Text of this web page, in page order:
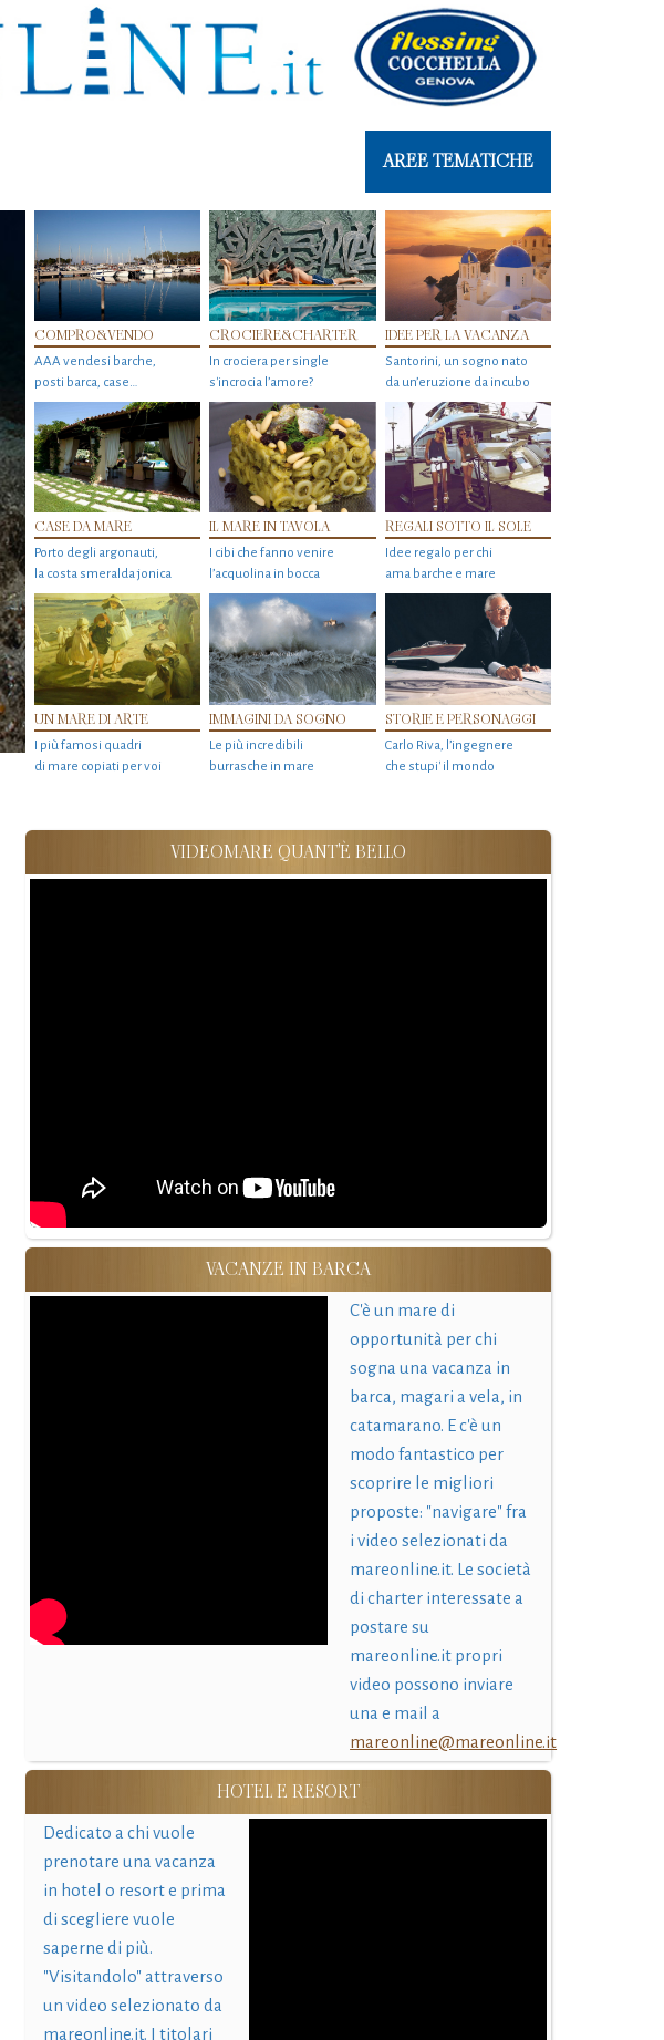
AREE TEMATICHE
COMPRO&VENDO
AAA vendesi barche,
posti barca, case…
CROCIERE&CHARTER
In crociera per single
s'incrocia l’amore?
IDEE PER LA VACANZA
Santorini, un sogno nato
da un’eruzione da incubo
CASE DA MARE
Porto degli argonauti,
la costa smeralda jonica
IL MARE IN TAVOLA
I cibi che fanno venire
l’acquolina in bocca
REGALI SOTTO IL SOLE
Idee regalo per chi
ama barche e mare
UN MARE DI ARTE
I più famosi quadri
di mare copiati per voi
IMMAGINI DA SOGNO
Le più incredibili
burrasche in mare
STORIE E PERSONAGGI
Carlo Riva, l’ingegnere
che stupi' il mondo
VIDEOMARE QUANT'È BELLO
VACANZE IN BARCA
C'è un mare di
opportunità per chi
sogna una vacanza in
barca, magari a vela, in
catamarano. E c'è un
modo fantastico per
scoprire le migliori
proposte: "navigare" fra
i video selezionati da
mareonline.it. Le società
di charter interessate a
postare su
mareonline.it propri
video possono inviare
una e mail a
mareonline@mareonline.it
HOTEL E RESORT
Dedicato a chi vuole
prenotare una vacanza
in hotel o resort e prima
di scegliere vuole
saperne di più.
"Visitandolo" attraverso
un video selezionato da
mareonline.it. I titolari